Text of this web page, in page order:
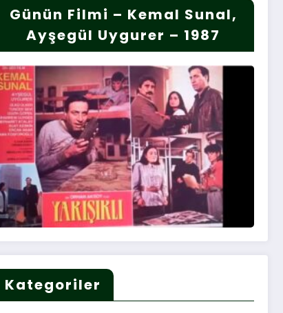
Günün Filmi – Kemal Sunal,
Ayşegül Uygurer – 1987
Kategoriler